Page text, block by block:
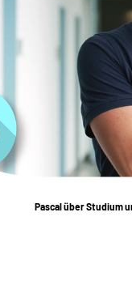
Pascal über Studium